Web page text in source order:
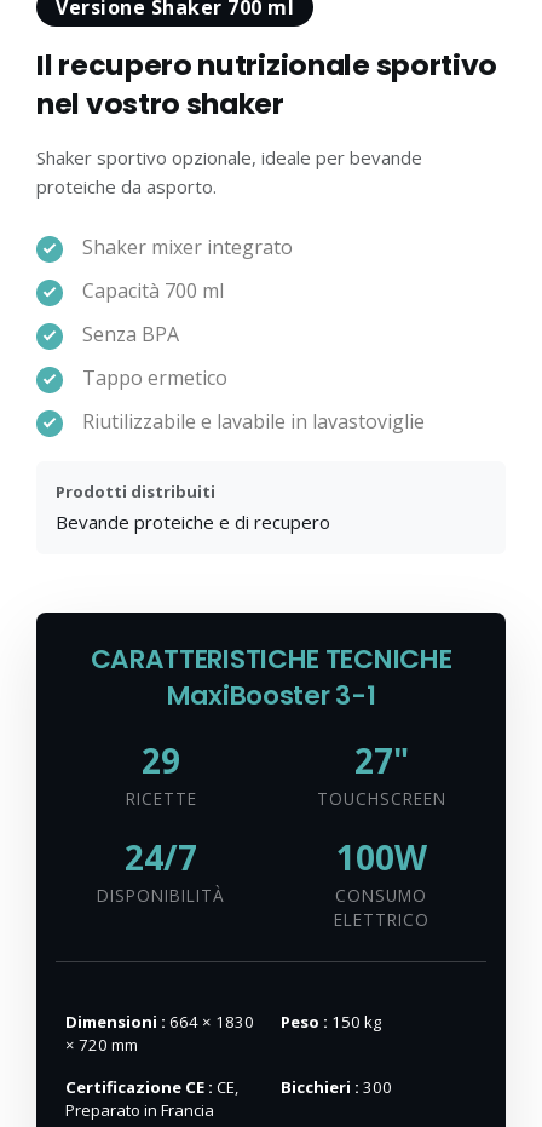
Versione Shaker 700 ml
Il recupero nutrizionale sportivo
nel vostro shaker
Shaker sportivo opzionale, ideale per bevande
proteiche da asporto.
Shaker mixer integrato
Capacità 700 ml
Senza BPA
Tappo ermetico
Riutilizzabile e lavabile in lavastoviglie
Prodotti distribuiti
Bevande proteiche e di recupero
CARATTERISTICHE TECNICHE
MaxiBooster 3-1
29
RICETTE
27"
TOUCHSCREEN
24/7
DISPONIBILITÀ
100W
CONSUMO
ELETTRICO
Dimensioni : 664 × 1830
× 720 mm
Peso : 150 kg
Certificazione CE : CE,
Preparato in Francia
Bicchieri : 300